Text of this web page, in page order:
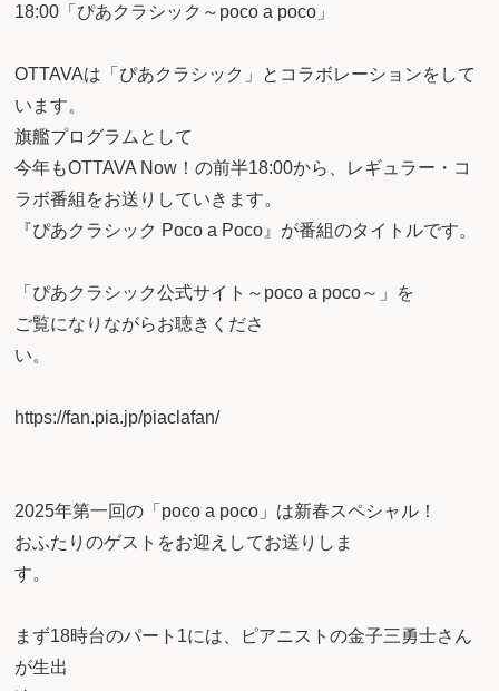
18:00「ぴあクラシック～poco a poco」
OTTAVAは「ぴあクラシック」とコラボレーションをして
います。
旗艦プログラムとして
今年もOTTAVA Now！の前半18:00から、レギュラー・コ
ラボ番組をお送りしていきます。
『ぴあクラシック Poco a Poco』が番組のタイトルです。
「ぴあクラシック公式サイト～poco a poco～」を
ご覧になりながらお聴きくださ
い
https://fan.pia.jp/piaclafan/
2025年第一回の「poco a poco」は新春スペシャル！
おふたりのゲストをお迎えしてお送りしま
す
まず18時台のパート1には、ピアニストの金子三勇士さん
が生出